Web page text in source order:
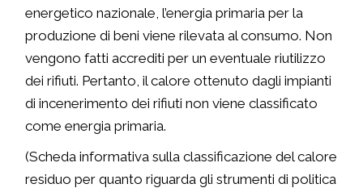
energetico nazionale, l’energia primaria per la
produzione di beni viene rilevata al consumo. Non
vengono fatti accrediti per un eventuale riutilizzo
dei rifiuti. Pertanto, il calore ottenuto dagli impianti
di incenerimento dei rifiuti non viene classificato
come energia primaria.
(Scheda informativa sulla classificazione del calore
residuo per quanto riguarda gli strumenti di politica